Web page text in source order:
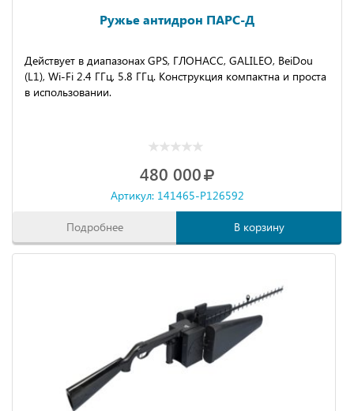
Ружье антидрон ПАРС-Д
Действует в диапазонах GPS, ГЛОНАСС, GALILEO, BeiDou
(L1), Wi-Fi 2.4 ГГц, 5.8 ГГц. Конструкция компактна и проста
в использовании.
480 000
Артикул: 141465-P126592
Подробнее В корзину